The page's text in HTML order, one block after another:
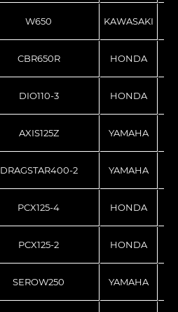
W650 KAWASAKI
CBR650R HONDA
DIO110-3 HONDA
AXIS125Z YAMAHA
DRAGSTAR400-2 YAMAHA
PCX125-4 HONDA
PCX125-2 HONDA
SEROW250 YAMAHA